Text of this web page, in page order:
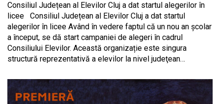
Consiliul Județean al Elevilor Cluj a dat startul alegerilor în
licee Consiliul Județean al Elevilor Cluj a dat startul
alegerilor în licee Având în vedere faptul că un nou an școlar
a început, se dă start campaniei de alegeri în cadrul
Consiliului Elevilor. Această organizație este singura
structură reprezentativă a elevilor la nivel judeţean…